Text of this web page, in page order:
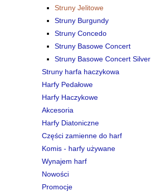
Struny Jelitowe
Struny Burgundy
Struny Concedo
Struny Basowe Concert
Struny Basowe Concert Silver
Struny harfa haczykowa
Harfy Pedałowe
Harfy Haczykowe
Akcesoria
Harfy Diatoniczne
Części zamienne do harf
Komis - harfy używane
Wynajem harf
Nowości
Promocje